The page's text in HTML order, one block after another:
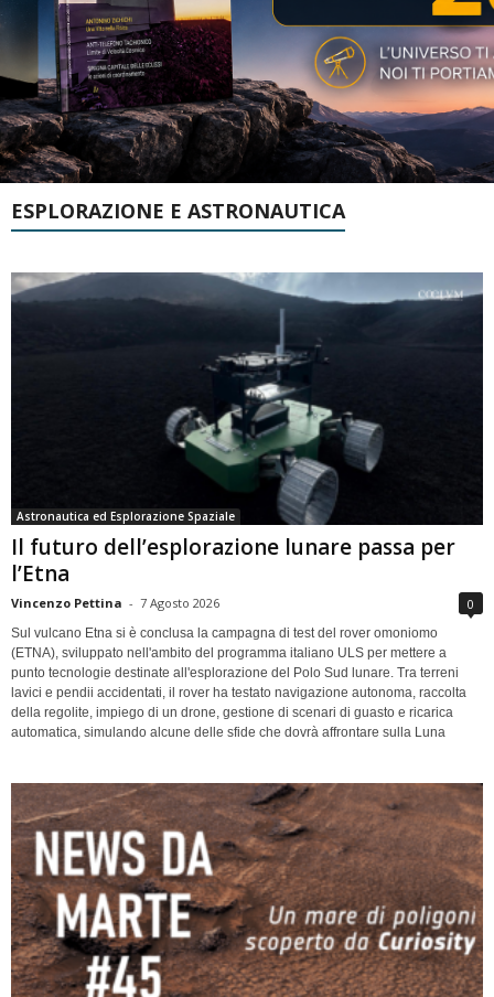
ESPLORAZIONE E ASTRONAUTICA
Astronautica ed Esplorazione Spaziale
Il futuro dell’esplorazione lunare passa per
l’Etna
Vincenzo Pettina - 7 Agosto 2026 0
Sul vulcano Etna si è conclusa la campagna di test del rover omoniomo
(ETNA), sviluppato nell'ambito del programma italiano ULS per mettere a
punto tecnologie destinate all'esplorazione del Polo Sud lunare. Tra terreni
lavici e pendii accidentati, il rover ha testato navigazione autonoma, raccolta
della regolite, impiego di un drone, gestione di scenari di guasto e ricarica
automatica, simulando alcune delle sfide che dovrà affrontare sulla Luna